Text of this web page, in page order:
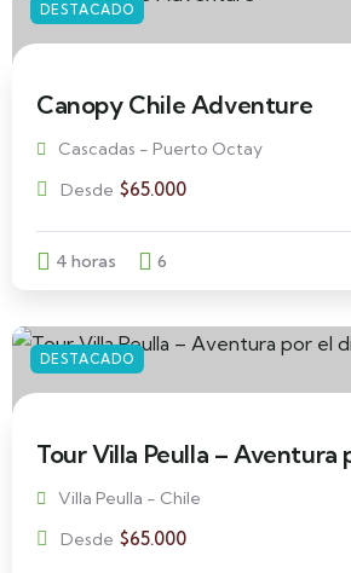
DESTACADO
Canopy Chile Adventure
Cascadas - Puerto Octay
Desde $65.000
4 horas 6
DESTACADO
Tour Villa Peulla – Aventura
Villa Peulla - Chile
Desde $65.000